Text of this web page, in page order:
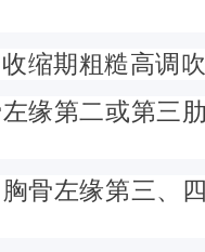
缩期粗糙高调
缘第二或第三
骨左缘第三、